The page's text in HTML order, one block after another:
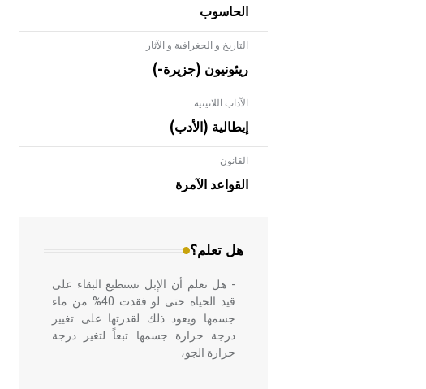
الحاسوب
التاريخ و الجغرافية و الآثار
ريئونيون (جزيرة-)
الآداب اللاتينية
إيطالية (الأدب)
القانون
القواعد الآمرة
هل تعلم؟
- هل تعلم أن الأبلق نوع من الفنون
الهندسية التي ارتبطت بالعمارة الإسلامية
في بلاد الشام ومصر خاصة، حيث يحرص
- هل تعلم أن الإبل تستطيع البقاء على
قيد الحياة حتى لو فقدت 40% من ماء
جسمها ويعود ذلك لقدرتها على تغيير
درجة حرارة جسمها تبعاً لتغير درجة
حرارة الجو،